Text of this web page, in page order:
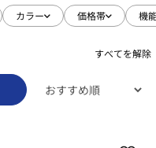
カラー 価格帯 機
すべてを解除